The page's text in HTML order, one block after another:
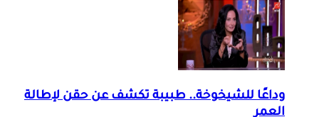
وداعًا للشيخوخة.. طبيبة تكشف عن حقن لإطالة
العمر